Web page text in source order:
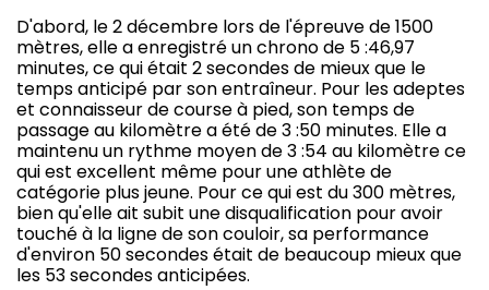
D'abord, le 2 décembre lors de l'épreuve de 1500
mètres, elle a enregistré un chrono de 5 :46,97
minutes, ce qui était 2 secondes de mieux que le
temps anticipé par son entraîneur. Pour les adeptes
et connaisseur de course à pied, son temps de
passage au kilomètre a été de 3 :50 minutes. Elle a
maintenu un rythme moyen de 3 :54 au kilomètre ce
qui est excellent même pour une athlète de
catégorie plus jeune. Pour ce qui est du 300 mètres,
bien qu'elle ait subit une disqualification pour avoir
touché à la ligne de son couloir, sa performance
d'environ 50 secondes était de beaucoup mieux que
les 53 secondes anticipées.